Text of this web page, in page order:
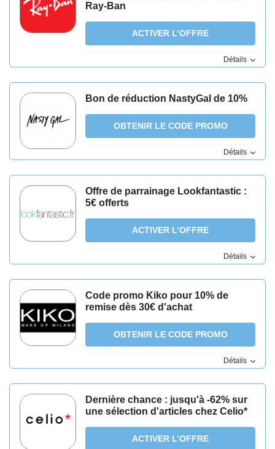
Ray-Ban
ACTIVER L’OFFRE
Détails
Bon de réduction NastyGal de 10%
OBTENIR LE CODE PROMO
Détails
Offre de parrainage Lookfantastic :
5€ offerts
ACTIVER L’OFFRE
Détails
Code promo Kiko pour 10% de
remise dès 30€ d'achat
OBTENIR LE CODE PROMO
Détails
Dernière chance : jusqu'à -62% sur
une sélection d'articles chez Celio*
ACTIVER L’OFFRE